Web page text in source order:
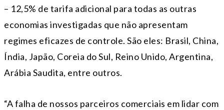
– 12,5% de tarifa adicional para todas as outras
economias investigadas que não apresentam
regimes eficazes de controle. São eles: Brasil, China,
Índia, Japão, Coreia do Sul, Reino Unido, Argentina,
Arábia Saudita, entre outros.
“A falha de nossos parceiros comerciais em lidar com